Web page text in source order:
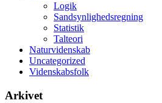
Logik
Sandsynlighedsregning
Statistik
Talteori
Naturvidenskab
Uncategorized
Videnskabsfolk
Arkivet